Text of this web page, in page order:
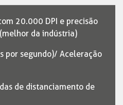
20.000 DPI e precisão
da indústria)
por segundo)/ Aceleração
de distanciamento de